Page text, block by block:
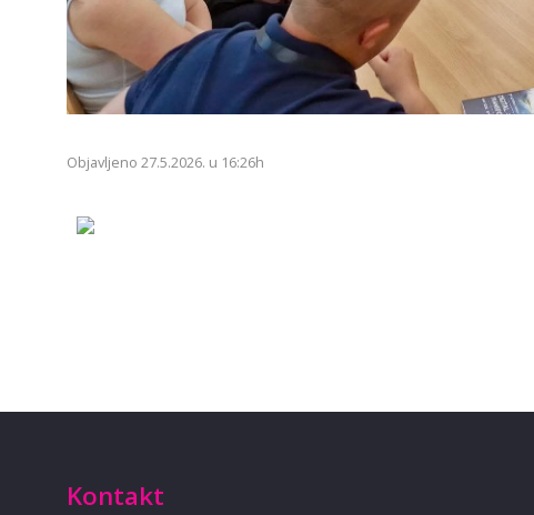
Objavljeno 27.5.2026. u 16:26h
Kontakt